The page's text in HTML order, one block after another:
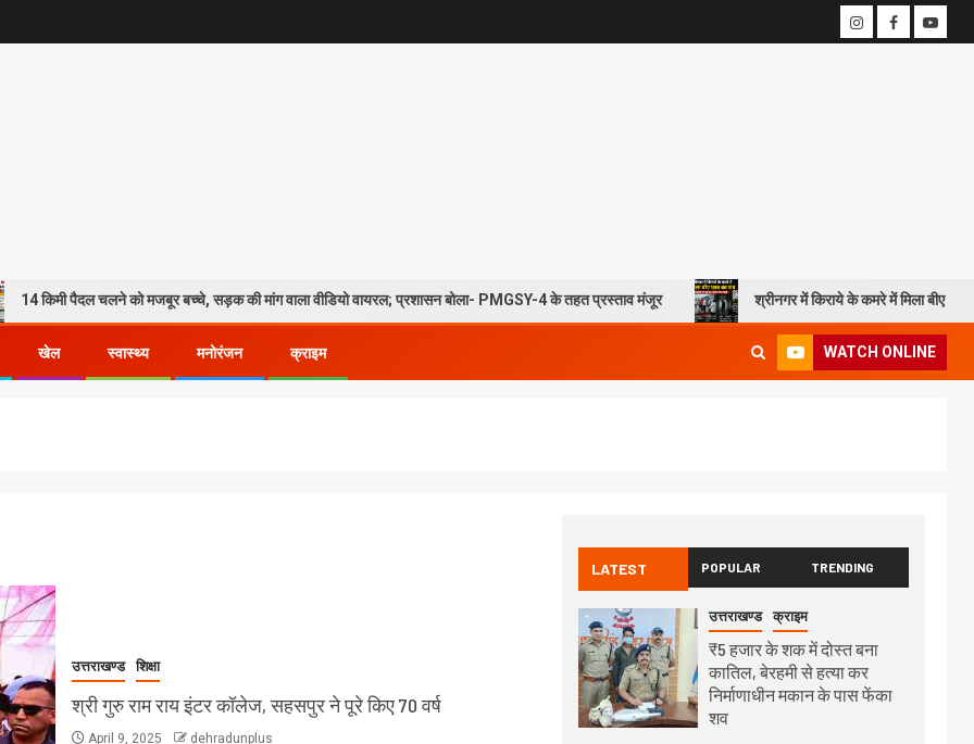
चलने को मजबूर बच्चे, सड़क की मांग वाला वीडियो वायरल; प्रशासन बोला- PMGSY-4 के तहत प्रस्ताव मंजूर श्रीनगर में किराये के कमरे में मिला बीए छात्र का शव,
खेल स्वास्थ्य मनोरंजन क्राइम WATCH ONLINE
उत्तराखण्ड शिक्षा
श्री गुरु राम राय इंटर कॉलेज, सहसपुर ने पूरे किए 70 वर्ष
April 9, 2025 dehradunplus
LATEST POPULAR TRENDING
उत्तराखण्ड क्राइम
₹5 हजार के शक में दोस्त बना
कातिल, बेरहमी से हत्या कर
निर्माणाधीन मकान के पास फेंका
शव